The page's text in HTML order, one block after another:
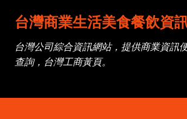
跳到主要內容
台灣商業生活美食餐飲資
台灣公司綜合資訊網站，提供商業資訊
查詢，台灣工商黃頁。